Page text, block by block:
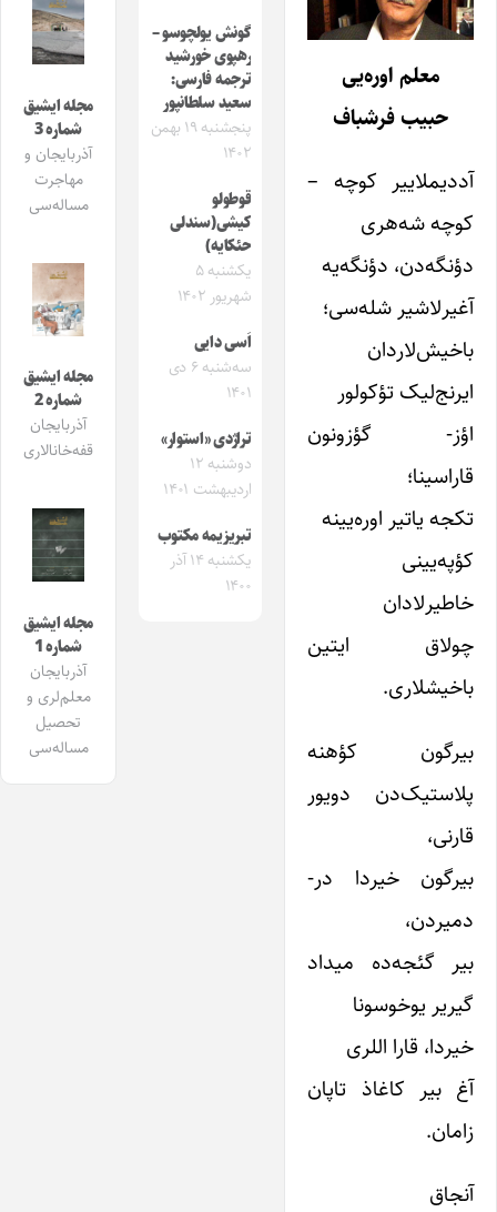
معلم اوره‌یی
حبیب فرشباف
آددیملاییر کوچه –
کوچه شه‌هری
دؤنگه‌دن، دؤنگه‌یه
آغیرلاشیر شله‌‌سی؛
باخیش‌لاردان
ایرنج‌لیک تؤکولور
اؤز- گؤزونون
قاراسینا؛
تکجه یاتیر اوره‌یینه
کؤپه‌یینی
خاطیرلادان
چولاق ایتین
باخیشلاری.
بیرگون کؤهنه
پلاستیک‌دن دویور
قارنی،
بیرگون خیردا در-
دمیردن،
بیر گئجه‌ده میداد
گیریر یوخوسونا
خیردا، قارا اللری
آغ بیر کاغاذ تاپان
زامان.
آنجاق
گونش یولچوسو –
رهپوی خورشید
ترجمه فارسی:
سعید سلطانپور
پنجشنبه ۱۹ بهمن
۱۴۰۲
قوطولو
کیشی(سندلی
حئکایه)
یکشنبه ۵
شهریور ۱۴۰۲
اَسی دایی
سه‌شنبه ۶ دی
۱۴۰۱
تراژدی «استوار»
دوشنبه ۱۲
اردیبهشت ۱۴۰۱
تبریزیمه مکتوب
یکشنبه ۱۴ آذر
۱۴۰۰
مجله ایشیق
شماره 3
آذربایجان و
مهاجرت
مساله‌سی
مجله ایشیق
شماره 2
آذربایجان
قفه‌خانالاری
مجله ایشیق
شماره 1
آذربایجان
معلم‌لری و
تحصیل
مساله‌سی